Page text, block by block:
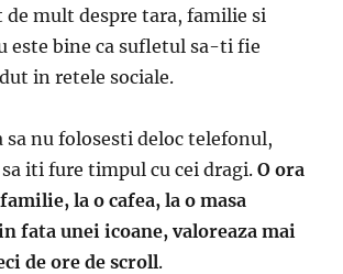
de mult despre tara, familie si
este bine ca sufletul sa-ti fie
in retele sociale.
sa nu folosesti deloc telefonul,
sa iti fure timpul cu cei dragi.O ora
la o cafea, la o masa
fata unei icoane, valoreaza mai
de ore de scroll.